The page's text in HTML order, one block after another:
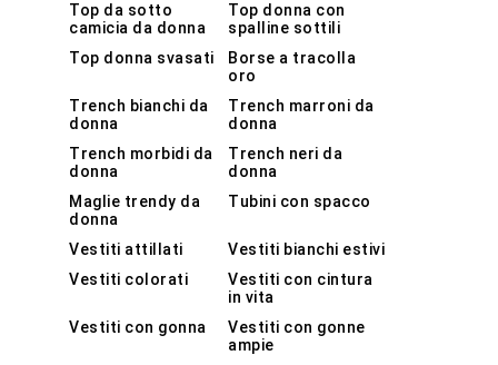
Top da sotto
camicia da donna
Top donna con
spalline sottili
Top donna svasati
Borse a tracolla
oro
Trench bianchi da
donna
Trench marroni da
donna
Trench morbidi da
donna
Trench neri da
donna
Maglie trendy da
donna
Tubini con spacco
Vestiti attillati
Vestiti bianchi estivi
Vestiti colorati
Vestiti con cintura
in vita
Vestiti con gonna
Vestiti con gonne
ampie